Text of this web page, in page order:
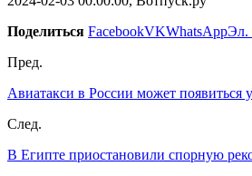
Поделиться FacebookVKWhatsAppЭл.
Пред.
Авиатакси в России может появиться
След.
В Египте приостановили спорную